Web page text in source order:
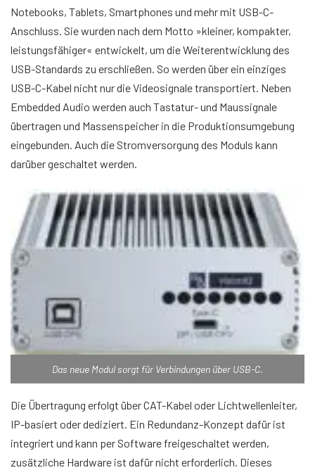
Notebooks, Tablets, Smartphones und mehr mit USB-C-
Anschluss. Sie wurden nach dem Motto »kleiner, kompakter,
leistungsfähiger« entwickelt, um die Weiterentwicklung des
USB-Standards zu erschließen. So werden über ein einziges
USB-C-Kabel nicht nur die Videosignale transportiert. Neben
Embedded Audio werden auch Tastatur- und Maussignale
übertragen und Massenspeicher in die Produktionsumgebung
eingebunden. Auch die Stromversorgung des Moduls kann
darüber geschaltet werden.
Das neue Modul sorgt für Verbindungen über USB-C.
Die Übertragung erfolgt über CAT-Kabel oder Lichtwellenleiter,
IP-basiert oder dediziert. Ein Redundanz-Konzept dafür ist
integriert und kann per Software freigeschaltet werden,
zusätzliche Hardware ist dafür nicht erforderlich. Dieses